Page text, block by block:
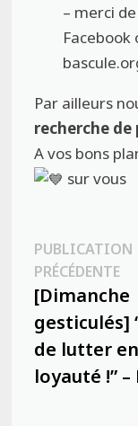
– merci
Facebook
Par ailleurs
recherche de
A vos bons
sur vous
Navigation
de
l’article
PUBLICATION
PRÉCÉDENTE
[Dimanche
gesticulés]
de lutter
loyauté !” –